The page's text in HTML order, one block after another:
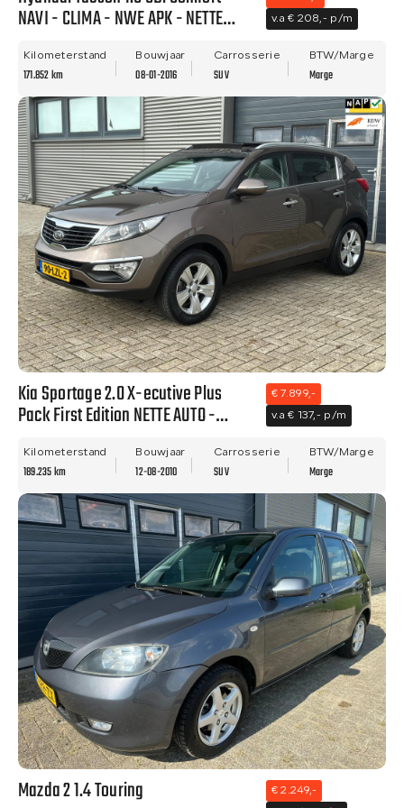
NAVI - CLIMA - NWE APK - NETTE
v.a € 208,- p/m
Kilometerstand
171.852 km
Bouwjaar
08-01-2016
Carrosserie
SUV
BTW/Marge
Marge
Kia Sportage 2.0 X-ecutive Plus
Pack First Edition NETTE AUTO -
€ 7.899,-
v.a € 137,- p/m
Kilometerstand
189.235 km
Bouwjaar
12-08-2010
Carrosserie
SUV
BTW/Marge
Marge
Mazda 2 1.4 Touring
€ 2.249,-